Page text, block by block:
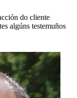
do cliente
algúns testemuños